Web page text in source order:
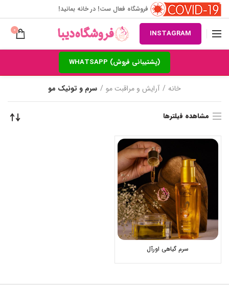
فروشگاه فعال ست! در خانه بمانید!
INSTAGRAM
0
(پشتیبانی فروش) WHATSAPP
خانه آرایش و مراقبت مو سرم و تونیک مو
مشاهده فیلترها
سرم گیاهی اورآل